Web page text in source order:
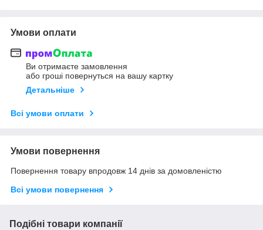
Умови оплати
Ви отримаєте замовлення
або гроші повернуться на вашу картку
Детальніше
Всі умови оплати
Умови повернення
Повернення товару впродовж 14 днів за домовленістю
Всі умови повернення
Подібні товари компанії